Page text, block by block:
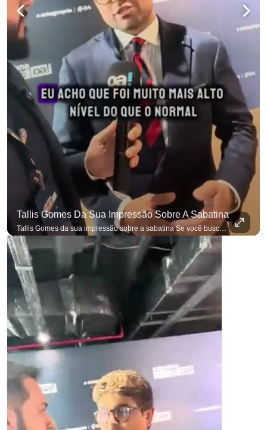
Tallis Gomes Da Sua Impressão Sobre A Sabatina
Tallis Gomes da sua impressão sobre a sabatina Se você busca informação com credibilidade, inscreva-se agora e ative o